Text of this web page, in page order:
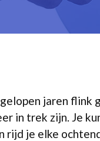
jaren flink
in trek zijn. Je
rijd je elke